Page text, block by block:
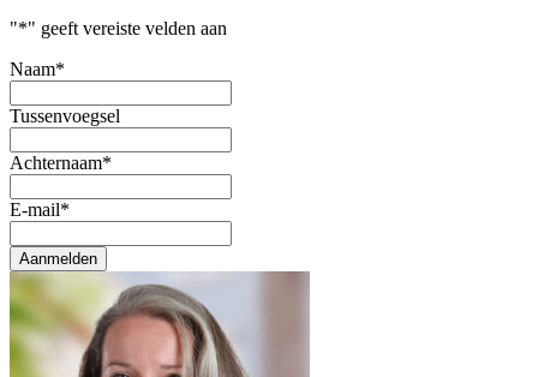
"*" geeft vereiste velden aan
Naam*
Tussenvoegsel
Achternaam*
E-mail*
Aanmelden